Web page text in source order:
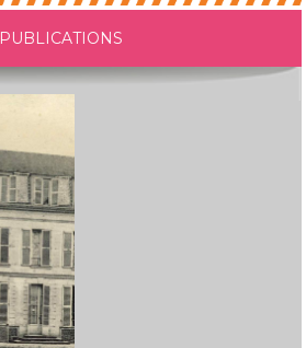
PUBLICATIONS